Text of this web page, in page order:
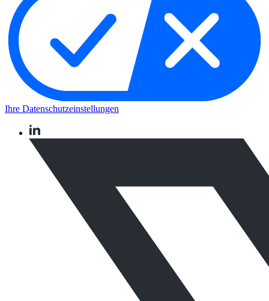
Ihre Datenschutzeinstellungen